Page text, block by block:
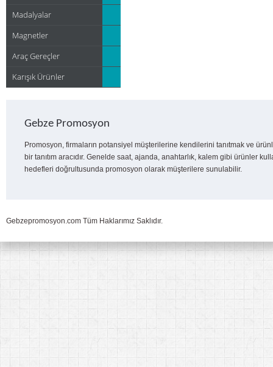
Madalyalar
Magnetler
Araç Gereçler
Karışık Ürünler
Gebze Promosyon
Promosyon, firmaların potansiyel müşterilerine kendilerini tanıtmak ve
bir tanıtım aracıdır. Genelde saat, ajanda, anahtarlık, kalem gibi ürünler
hedefleri doğrultusunda promosyon olarak müşterilere sunulabilir.
Gebzepromosyon.com Tüm Haklarımız Saklıdır.